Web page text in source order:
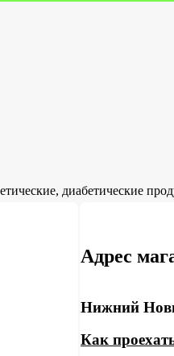
диабетические
Адрес
Нижний
Как